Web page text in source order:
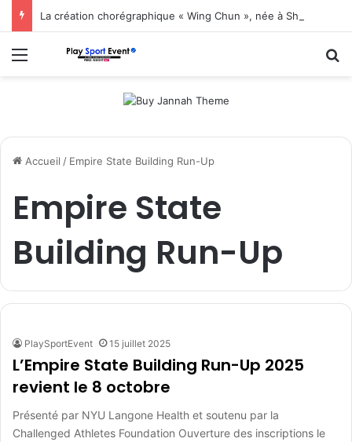
Menu
Accueil / Empire State Building Run-Up
Empire State
Building Run-Up
PlaySportEvent 15 juillet 2025
L’Empire State Building Run-Up 2025
revient le 8 octobre
Présenté par NYU Langone Health et soutenu par la
Challenged Athletes Foundation Ouverture des inscriptions le